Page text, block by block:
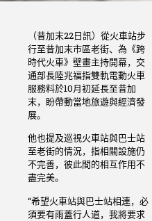
（昔加末22日訊）從火車站步
行至昔加末市區老街、為《跨
時代火車》壁畫主持開幕，交
通部長陸兆福指雙軌電動火車
服務料於10月初延長至昔加
末，盼帶動當地旅遊與經濟發
展。
他也提及巡視火車站與巴士站
至老街的情況，指相關設施仍
不完善，彼此間的相互作用不
盡完美。
“希望火車站與巴士站相連，必
須要有雨蓋行人道，我將要求